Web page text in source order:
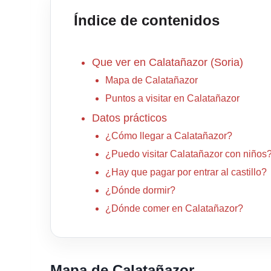
Índice de contenidos
Que ver en Calatañazor (Soria)
Mapa de Calatañazor
Puntos a visitar en Calatañazor
Datos prácticos
¿Cómo llegar a Calatañazor?
¿Puedo visitar Calatañazor con
¿Hay que pagar por entrar al castillo?
¿Dónde dormir?
¿Dónde comer en Calatañazor?